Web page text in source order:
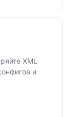
XML
и